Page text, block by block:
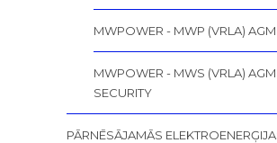
MWPOWER - MWP (VRLA) AGM
MWPOWER - MWS (VRLA) AGM
SECURITY
PĀRNĒSĀJAMĀS